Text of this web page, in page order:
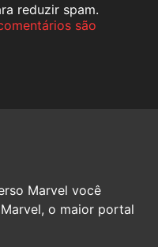
reduzir spam.
são
Marvel você
o maior portal